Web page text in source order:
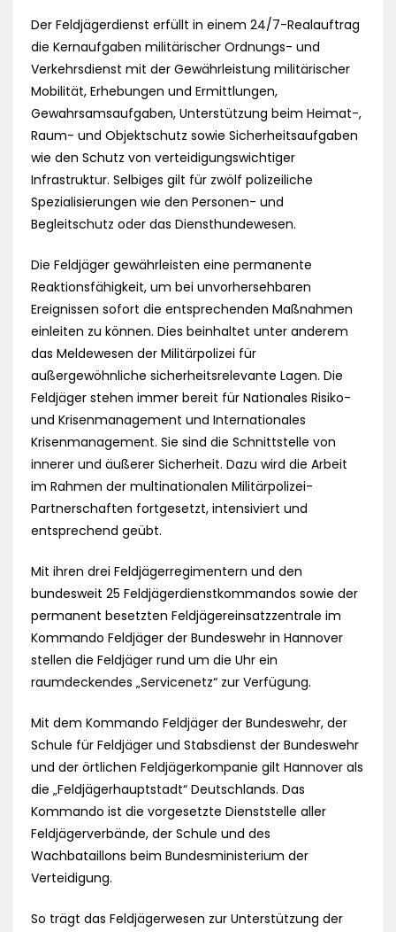
Der Feldjägerdienst erfüllt in einem 24/7-Realauftrag
die Kernaufgaben militärischer Ordnungs- und
Verkehrsdienst mit der Gewährleistung militärischer
Mobilität, Erhebungen und Ermittlungen,
Gewahrsamsaufgaben, Unterstützung beim Heimat-,
Raum- und Objektschutz sowie Sicherheitsaufgaben
wie den Schutz von verteidigungswichtiger
Infrastruktur. Selbiges gilt für zwölf polizeiliche
Spezialisierungen wie den Personen- und
Begleitschutz oder das Diensthundewesen.
Die Feldjäger gewährleisten eine permanente
Reaktionsfähigkeit, um bei unvorhersehbaren
Ereignissen sofort die entsprechenden Maßnahmen
einleiten zu können. Dies beinhaltet unter anderem
das Meldewesen der Militärpolizei für
außergewöhnliche sicherheitsrelevante Lagen. Die
Feldjäger stehen immer bereit für Nationales Risiko-
und Krisenmanagement und Internationales
Krisenmanagement. Sie sind die Schnittstelle von
innerer und äußerer Sicherheit. Dazu wird die Arbeit
im Rahmen der multinationalen Militärpolizei-
Partnerschaften fortgesetzt, intensiviert und
entsprechend geübt.
Mit ihren drei Feldjägerregimentern und den
bundesweit 25 Feldjägerdienstkommandos sowie der
permanent besetzten Feldjägereinsatzzentrale im
Kommando Feldjäger der Bundeswehr in Hannover
stellen die Feldjäger rund um die Uhr ein
raumdeckendes „Servicenetz“ zur Verfügung.
Mit dem Kommando Feldjäger der Bundeswehr, der
Schule für Feldjäger und Stabsdienst der Bundeswehr
und der örtlichen Feldjägerkompanie gilt Hannover als
die „Feldjägerhauptstadt“ Deutschlands. Das
Kommando ist die vorgesetzte Dienststelle aller
Feldjägerverbände, der Schule und des
Wachbataillons beim Bundesministerium der
Verteidigung.
So trägt das Feldjägerwesen zur Unterstützung der